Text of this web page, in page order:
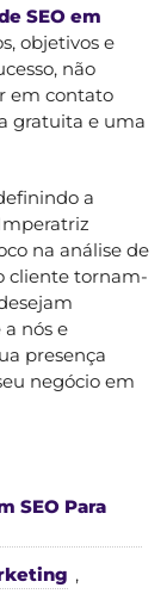
SEO em
objetivos e
não
em contato
gratuita e uma
a
na análise de
cliente tornam-
nós e
presença
negócio em
SEO Para
,